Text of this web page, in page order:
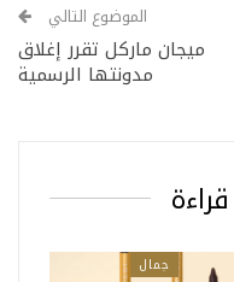
الموضوع التالي
ميجان ماركل تقرر إغلاق
مدونتها الرسمية
جمال